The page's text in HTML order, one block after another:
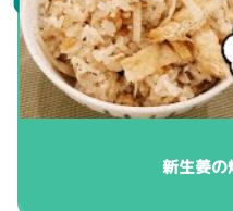
新生姜の